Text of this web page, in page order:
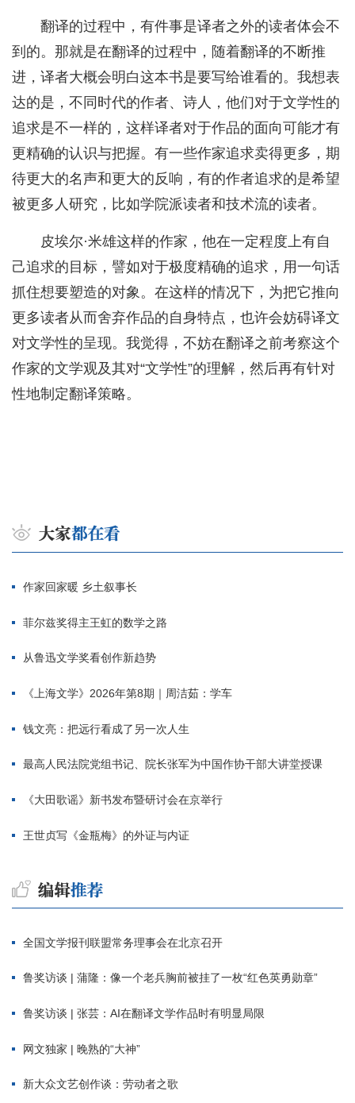
翻译的过程中，有件事是译者之外的读者体会不
到的。那就是在翻译的过程中，随着翻译的不断推
进，译者大概会明白这本书是要写给谁看的。我想表
达的是，不同时代的作者、诗人，他们对于文学性的
追求是不一样的，这样译者对于作品的面向可能才有
更精确的认识与把握。有一些作家追求卖得更多，期
待更大的名声和更大的反响，有的作者追求的是希望
被更多人研究，比如学院派读者和技术流的读者。
皮埃尔·米雄这样的作家，他在一定程度上有自
己追求的目标，譬如对于极度精确的追求，用一句话
抓住想要塑造的对象。在这样的情况下，为把它推向
更多读者从而舍弃作品的自身特点，也许会妨碍译文
对文学性的呈现。我觉得，不妨在翻译之前考察这个
作家的文学观及其对“文学性”的理解，然后再有针对
性地制定翻译策略。
作家回家暖 乡土叙事长
菲尔兹奖得主王虹的数学之路
从鲁迅文学奖看创作新趋势
《上海文学》2026年第8期｜周洁茹：学车
钱文亮：把远行看成了另一次人生
最高人民法院党组书记、院长张军为中国作协干部大讲堂授课
《大田歌谣》新书发布暨研讨会在京举行
王世贞写《金瓶梅》的外证与内证
全国文学报刊联盟常务理事会在北京召开
鲁奖访谈 | 蒲隆：像一个老兵胸前被挂了一枚“红色英勇勋章”
鲁奖访谈 | 张芸：AI在翻译文学作品时有明显局限
网文独家 | 晚熟的“大神”
新大众文艺创作谈：劳动者之歌